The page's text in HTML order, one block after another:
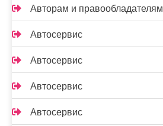
Авторам и правообладателям
Автосервис
Автосервис
Автосервис
Автосервис